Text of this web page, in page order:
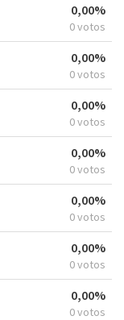
0,00%
0 votos
0,00%
0 votos
0,00%
0 votos
0,00%
0 votos
0,00%
0 votos
0,00%
0 votos
0,00%
0 votos